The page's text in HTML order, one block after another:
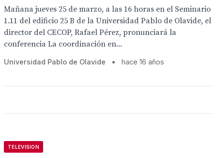
Mañana jueves 25 de marzo, a las 16 horas en el Seminario
1.11 del edificio 25 B de la Universidad Pablo de Olavide, el
director del CECOP, Rafael Pérez, pronunciará la
conferencia La coordinación en...
Universidad Pablo de Olavide • hace 16 años
TELEVISION